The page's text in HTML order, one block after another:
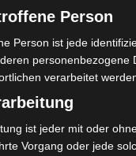
als Branche
(z.B.:
Person
Person ist jede
personenbezogene
verarbeitet
ist jeder mit oder
Vorgang oder jede